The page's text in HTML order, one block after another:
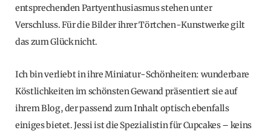
entsprechenden Partyenthusiasmus stehen unter
Verschluss. Für die Bilder ihrer Törtchen-Kunstwerke gilt
das zum Glück nicht.
Ich bin verliebt in ihre Miniatur-Schönheiten: wunderbare
Köstlichkeiten im schönsten Gewand präsentiert sie auf
ihrem Blog, der passend zum Inhalt optisch ebenfalls
einiges bietet. Jessi ist die Spezialistin für Cupcakes – keins